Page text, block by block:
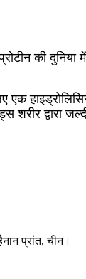
की दुनिया
एक
शरीर
प्रांत, चीन।